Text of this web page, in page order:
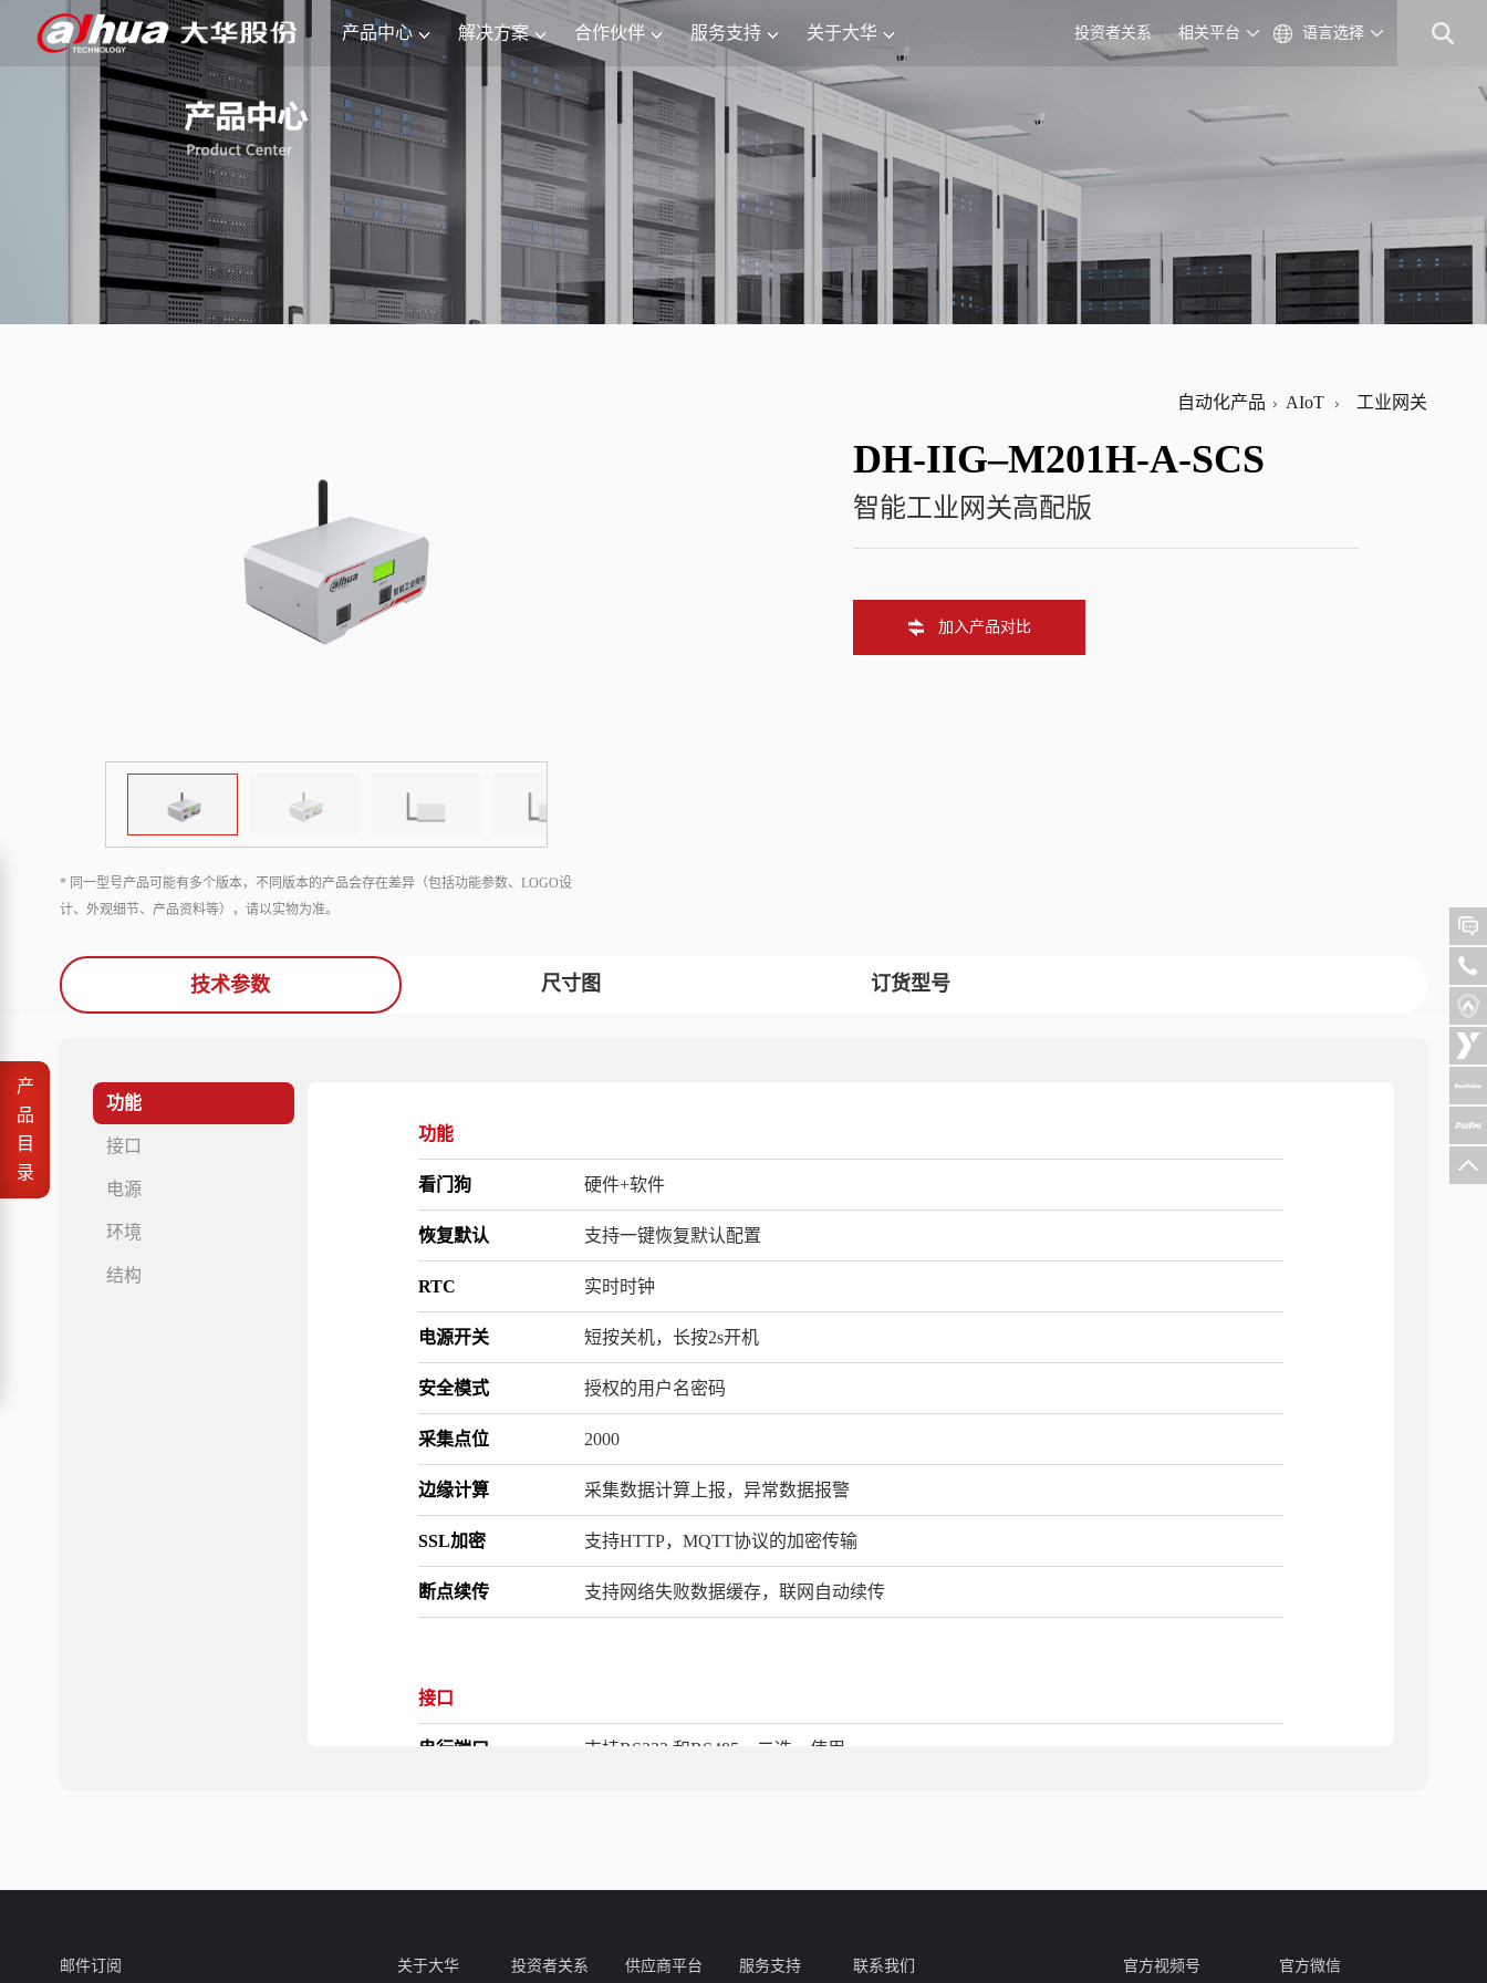
语言选择
相关平台
投资者关系
产品中心 解决方案 合作伙伴 服务支持 关于大华
自动化产品 AIoT 工业网关
* 同一型号产品可能有多个版本，不同版本的产品会存在差异（包括功能参数、LOGO设
计、外观细节、产品资料等），请以实物为准。
DH-IIG–M201H-A-SCS
智能工业网关高配版
加入产品对比
技术参数 尺寸图 订货型号
功能
接口
电源
环境
结构
功能
看门狗 硬件+软件
恢复默认 支持一键恢复默认配置
RTC 实时时钟
电源开关 短按关机，长按2s开机
安全模式 授权的用户名密码
采集点位 2000
边缘计算 采集数据计算上报，异常数据报警
SSL加密 支持HTTP，MQTT协议的加密传输
断点续传 支持网络失败数据缓存，联网自动续传
接口
串行端口 支持RS232 和RS485，二选一使用
以太网
产
品
目
录
邮件订阅 关于大华 投资者关系 供应商平台 服务支持 联系我们 官方视频号 官方微信